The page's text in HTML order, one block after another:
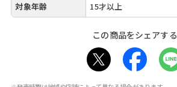
対象年齢
15才以上
この商品をシェアする